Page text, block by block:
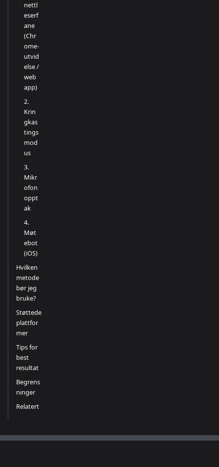
nettl
eserf
ane
(Chr
ome-
utvid
else /
web
app)
2.
Krin
gkas
tings
mod
us
3.
Mikr
ofon
oppt
ak
4.
Møt
ebot
(iOS)
Hvilken
metode
bør jeg
bruke?
Støttede
plattfor
mer
Tips for
best
resultat
Begrens
ninger
Relatert